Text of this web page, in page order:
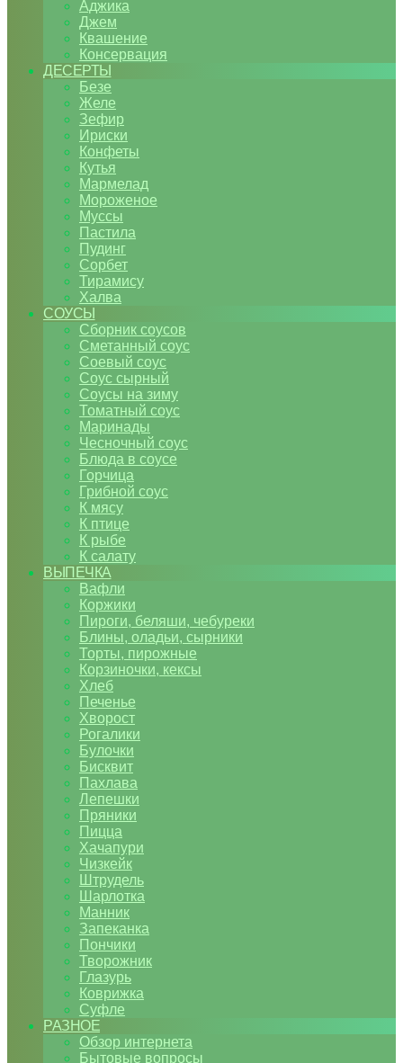
Аджика
Джем
Квашение
Консервация
ДЕСЕРТЫ
Безе
Желе
Зефир
Ириски
Конфеты
Кутья
Мармелад
Мороженое
Муссы
Пастила
Пудинг
Сорбет
Тирамису
Халва
СОУСЫ
Сборник соусов
Сметанный соус
Соевый соус
Соус сырный
Соусы на зиму
Томатный соус
Маринады
Чесночный соус
Блюда в соусе
Горчица
Грибной соус
К мясу
К птице
К рыбе
К салату
ВЫПЕЧКА
Вафли
Коржики
Пироги, беляши, чебуреки
Блины, оладьи, сырники
Торты, пирожные
Корзиночки, кексы
Хлеб
Печенье
Хворост
Рогалики
Булочки
Бисквит
Пахлава
Лепешки
Пряники
Пицца
Хачапури
Чизкейк
Штрудель
Шарлотка
Манник
Запеканка
Пончики
Творожник
Глазурь
Коврижка
Суфле
РАЗНОЕ
Обзор интернета
Бытовые вопросы